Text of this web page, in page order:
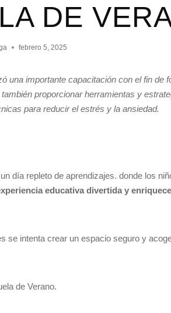
DE
febrero 5, 2025
una importante capacitación con el fin de
proporcionar herramientas y
para reducir el estrés y la ansiedad.
día repleto de aprendizajes. donde los
educativa divertida y
se intenta crear un espacio seguro y
de Verano.